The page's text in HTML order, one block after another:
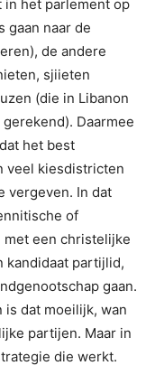
in het parlement op
gaan naar de
de andere
sjiieten
(die in Libanon
Daarmee
het best
veel kiesdistricten
vergeven. In dat
of
een christelijke
kandidaat partijlid,
gaan.
dat moeilijk, wan
partijen. Maar in
die werkt.